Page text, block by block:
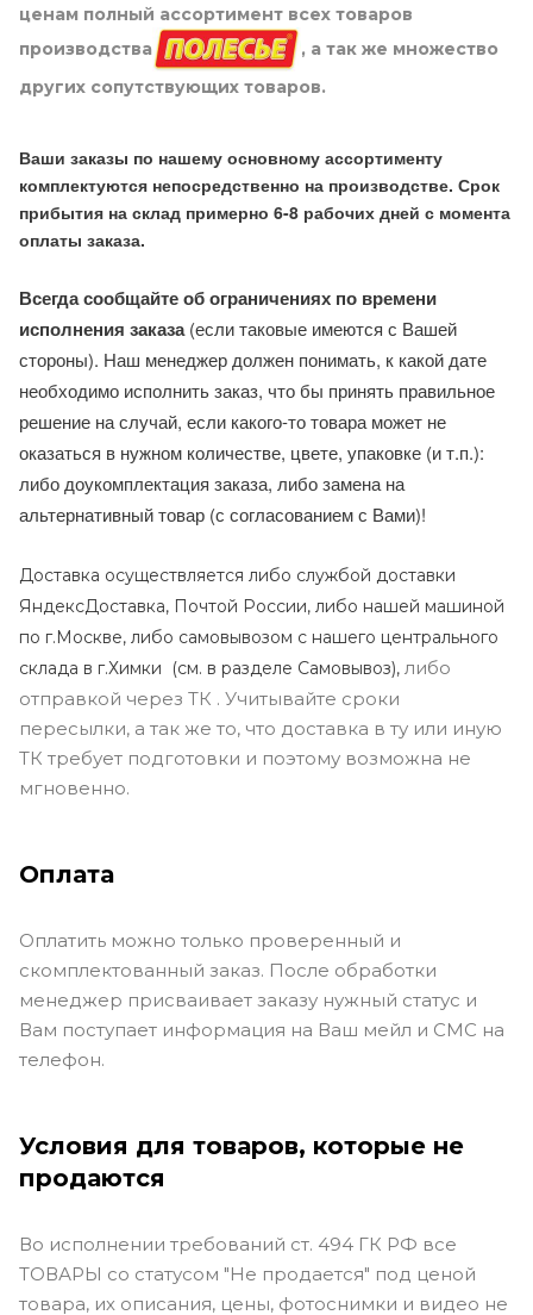
ценам полный ассортимент всех товаров
производства
, а так же множество
других сопутствующих товаров.
Ваши заказы по нашему основному ассортименту
комплектуются непосредственно на производстве. Срок
прибытия на склад примерно 6-8 рабочих дней с момента
оплаты заказа.
Всегда сообщайте об ограничениях по времени
исполнения заказа(если таковые имеются с Вашей
стороны). Наш менеджер должен понимать, к какой дате
необходимо исполнить заказ, что бы принять правильное
решение на случай, если какого-то товара может не
оказаться в нужном количестве, цвете, упаковке (и т.п.):
либо доукомплектация заказа, либо замена на
альтернативный товар (с согласованием с Вами)!
Доставка осуществляется либо службой доставки
ЯндексДоставка, Почтой России, либо нашей машиной
по г.Москве, либо самовывозом с нашего центрального
склада в г.Химки (см. в разделе Самовывоз), либо
отправкой через ТК . Учитывайте сроки
пересылки, а так же то, что доставка в ту или иную
ТК требует подготовки и поэтому возможна не
мгновенно.
Оплата
Оплатить можно только проверенный и
скомплектованный заказ. После обработки
менеджер присваивает заказу нужный статус и
Вам поступает информация на Ваш мейл и СМС на
телефон.
Условия для товаров, которые не
продаются
Во исполнении требований ст. 494 ГК РФ все
ТОВАРЫ со статусом "Не продается" под ценой
товара, их описания, цены, фотоснимки и видео не